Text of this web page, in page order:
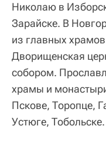
Николаю в
Зарайске. В
из главных
Дворищенская
собором.
храмы и
Пскове, Торопце,
Устюге, Тобольске.